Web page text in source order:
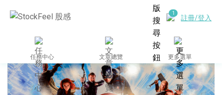
註冊/登入
任務中心 文章總覽 更多選單